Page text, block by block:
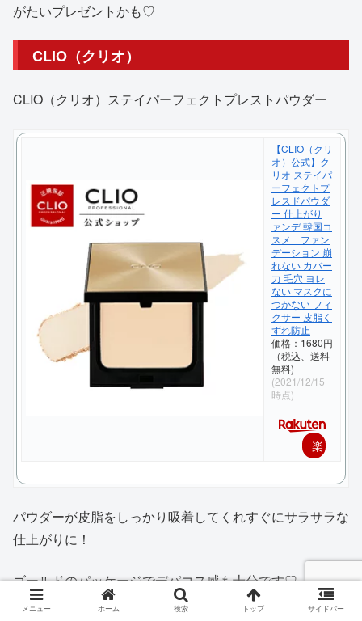
がたいプレゼントかも♡
CLIO（クリオ）
CLIO（クリオ）ステイパーフェクトプレストパウダー
【CLIO（クリ
オ）公式】ク
リオ ステイパ
ーフェクトプ
レスドパウダ
ー 仕上がり
ァンデ 韓国コ
スメ ファン
デーション 崩
れない カバー
力 毛穴 ヨレ
ない マスクに
つかない フィ
クサー 皮脂く
ずれ防止
価格：1680円
（税込、送料
無料)
(2021/12/15
時点)
楽
購
パウダーが皮脂をしっかり吸着してくれすぐにサラサラな
仕上がりに！
ゴールドのパッケージでデパコス感も十分です♡
メニュー ホーム 検索 トップ サイドバー